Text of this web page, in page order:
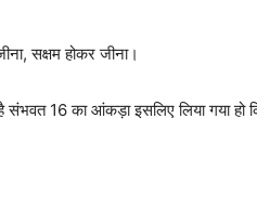
सक्षम होकर जीना।
16 का आंकड़ा इसलिए लिया गया हो